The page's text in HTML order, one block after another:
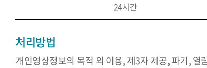
24시간
처리방법
개인영상정보의 목적 외 이용, 제3자 제공, 파기,